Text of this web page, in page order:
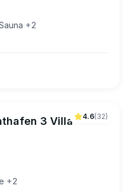
·+2
4.6(32)
3 Villa
·+2